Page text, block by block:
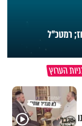
רמטכ"ל
הערוץ